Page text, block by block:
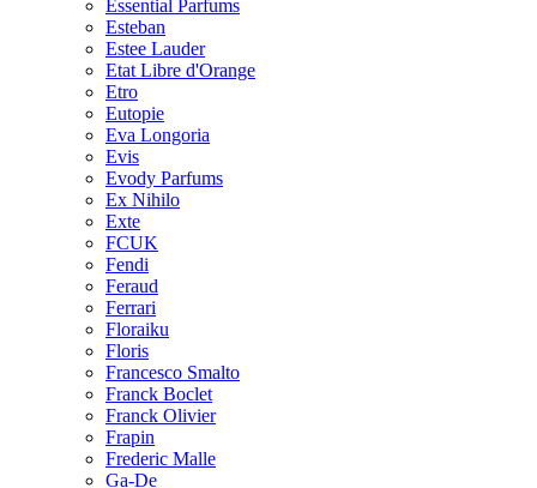
Essential Parfums
Esteban
Estee Lauder
Etat Libre d'Orange
Etro
Eutopie
Eva Longoria
Evis
Evody Parfums
Ex Nihilo
Exte
FCUK
Fendi
Feraud
Ferrari
Floraiku
Floris
Francesco Smalto
Franck Boclet
Franck Olivier
Frapin
Frederic Malle
Ga-De